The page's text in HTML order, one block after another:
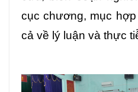
cục chương, mục
cả về lý luận và thực